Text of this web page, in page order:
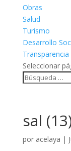
Obras
Salud
Turismo
Desarrollo
Transparencia
Seleccionar
sal
por acelaya |